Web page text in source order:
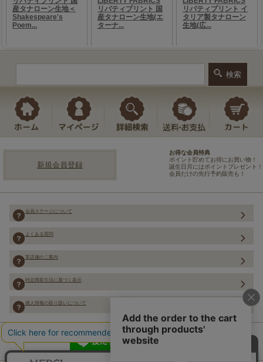
新規会員登録
お得な会員特典
ポイント貯めてお得にお買い物！
誕生日月にはポイントプレゼント！
会員だけの先行予約販売も！
会員ステージについて
よくある質問
実店舗のご案内
特定商取引法に基づく表示
個人情報の取り扱いについて